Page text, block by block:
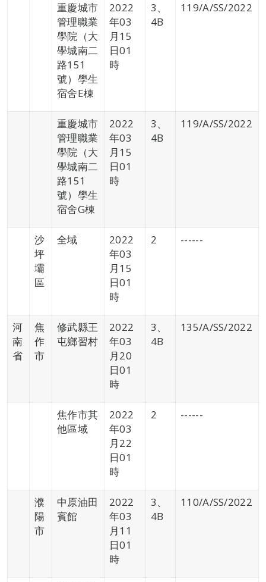
重慶城市
管理職業
學院（大
學城南二
路151
號）學生
宿舍E棟
2022
年03
月15
日01
時
3、
4B
119/A/SS/2022
重慶城市
管理職業
學院（大
學城南二
路151
號）學生
宿舍G棟
2022
年03
月15
日01
時
3、
4B
119/A/SS/2022
沙
坪
壩
區
全域
2022
年03
月15
日01
時
2 ------
河
南
省
焦
作
市
修武縣王
屯鄉習村
2022
年03
月20
日01
時
3、
4B
135/A/SS/2022
焦作市其
他區域
2022
年03
月22
日01
時
2 ------
濮
陽
市
中原油田
賓館
2022
年03
月11
日01
時
3、
4B
110/A/SS/2022